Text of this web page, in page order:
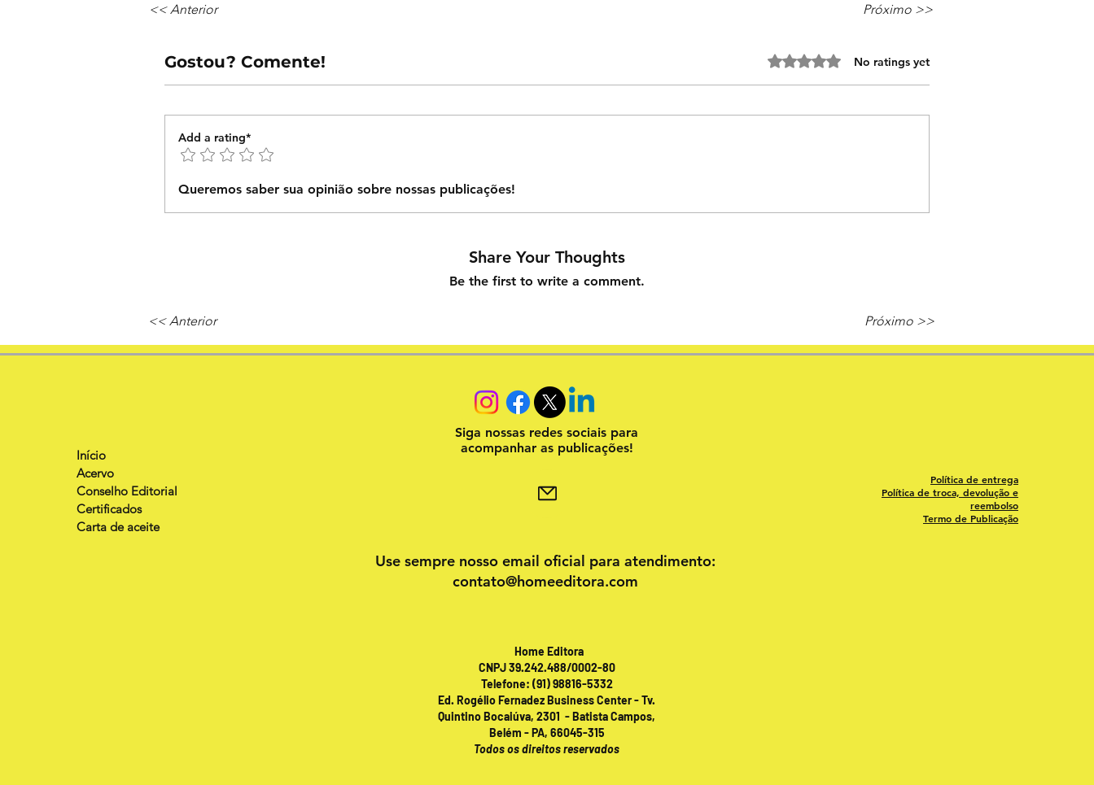
<< Anterior Próximo >>
Gostou? Comente! Rated 0 out of 5 stars. No ratings yet
Add a rating*
Queremos saber sua opinião sobre nossas publicações!
Share Your Thoughts
Be the first to write a comment.
<< Anterior Próximo >>
Início
Acervo
Conselho Editorial
Certificados
Carta de aceite
Siga nossas redes sociais para
acompanhar as publicações!
Política de entrega
Política de troca, devolução e
reembolso
Termo de Publicação
Use sempre nosso email oficial para atendimento:
contato@homeeditora.com
Home Editora
CNPJ 39.242.488/0002-80
Telefone: (91) 98816-5332
Ed. Rogélio Fernadez Business Center - Tv.
Quintino Bocaiúva, 2301 - Batista Campos,
Belém - PA, 66045-315
Todos os direitos reservados